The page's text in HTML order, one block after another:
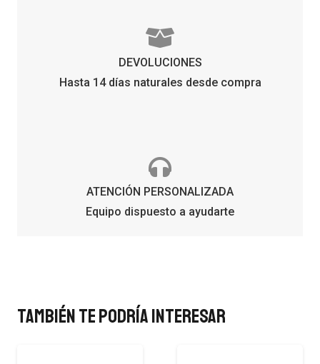
DEVOLUCIONES
Hasta 14 días naturales desde compra
ATENCIÓN PERSONALIZADA
Equipo dispuesto a ayudarte
También te podría interesar